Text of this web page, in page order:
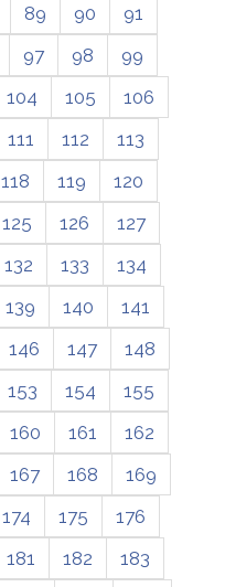
89 90
91
97 98
99
104 105
106
111 112
113
118 119
120
125 126
127
132 133
134
139 140
141
146 147
148
153 154
155
160 161
162
167 168
169
174 175
176
181 182
183